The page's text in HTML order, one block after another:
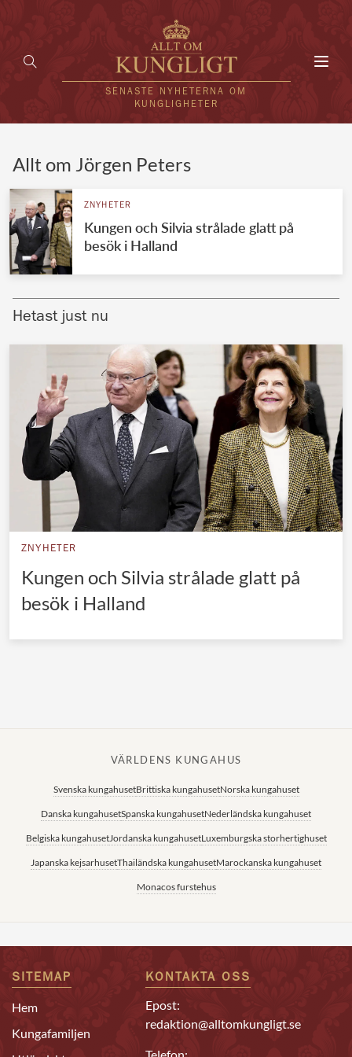
SENASTE NYHETERNA OM
KUNGLIGHETER
UTLÄNDSKT
VÄRLDENS KUNGAHUS
Brittiska kungahuset
Norska kungahuset
Danska kungahuset
Spanska kungahuset
Nederländska kungahuset
Belgiska kungahuset
Jordanska kungahuset
Japanska kejsarhuset
Thailändska kungahuset
Allt om Jörgen Peters
ZNYHETER
Kungen och Silvia strålade glatt på
besök i Halland
Hetast just nu
ZNYHETER
Kungen och Silvia strålade glatt på
besök i Halland
VÄRLDENS KUNGAHUS
Svenska kungahusetBrittiska kungahusetNorska kungahuset
Danska kungahusetSpanska kungahusetNederländska kungahuset
Belgiska kungahusetJordanska kungahusetLuxemburgska storhertighuset
Japanska kejsarhusetThailändska kungahusetMarockanska kungahuset
Monacos furstehus
SITEMAP
Hem
Kungafamiljen
KONTAKTA OSS
Epost:
redaktion@alltomkungligt.se